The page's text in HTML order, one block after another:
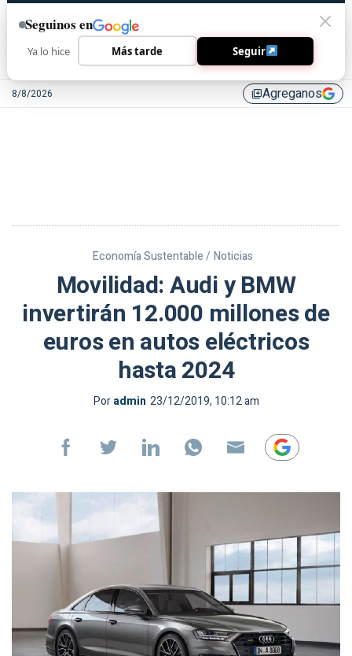
8/8/2026 library_addAgreganos
Economía Sustentable / Noticias
Movilidad: Audi y BMW
invertirán 12.000 millones de
euros en autos eléctricos
hasta 2024
Poradmin 23/12/2019, 10:12 am
Seguinos en
Ya lo hice Más tarde Seguir